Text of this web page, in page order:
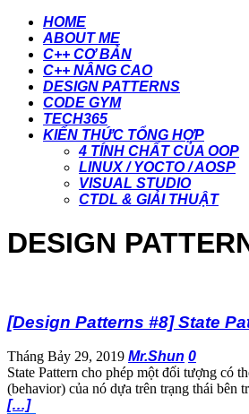
HOME
ABOUT ME
C++ CƠ BẢN
C++ NÂNG CAO
DESIGN PATTERNS
CODE GYM
TECH365
KIẾN THỨC TỔNG HỢP
4 TÍNH CHẤT CỦA OOP
LINUX / YOCTO / AOSP
VISUAL STUDIO
CTDL & GIẢI THUẬT
DESIGN
[Design Patterns #8] State
Tháng Bảy 29, 2019 Mr.Shun 0
State Pattern cho phép một đối tượng có
(behavior) của nó dựa trên trạng thái bên
[…]